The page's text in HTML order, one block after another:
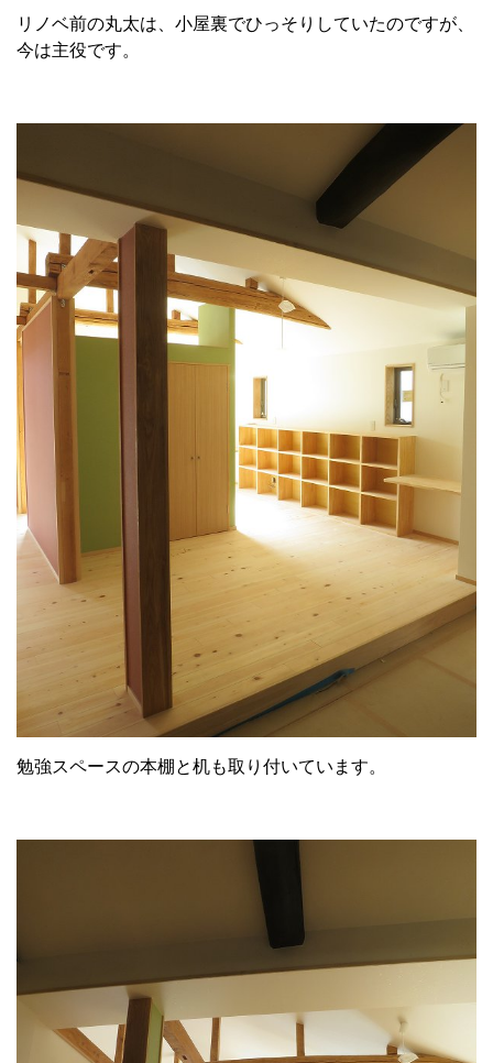
リノベ前の丸太は、小屋裏でひっそりしていたのですが、
今は主役です。
勉強スペースの本棚と机も取り付いています。